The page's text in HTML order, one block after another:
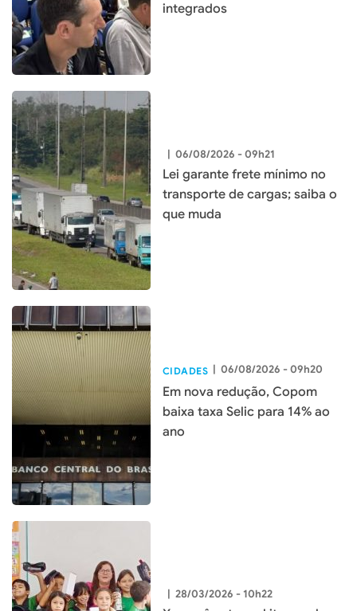
integrados
| 06/08/2026 - 09h21
Lei garante frete mínimo no
transporte de cargas; saiba o
que muda
CIDADES | 06/08/2026 - 09h20
Em nova redução, Copom
baixa taxa Selic para 14% ao
ano
| 28/03/2026 - 10h22